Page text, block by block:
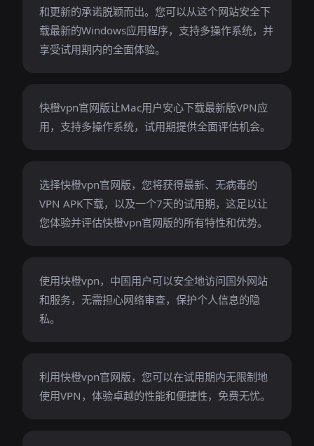
和更新的承诺脱颖而出。您可以从这个网站安全下
载最新的Windows应用程序，支持多操作系统，并
享受试用期内的全面体验。
快橙vpn官网版让Mac用户安心下载最新版VPN应
用，支持多操作系统，试用期提供全面评估机会。
选择快橙vpn官网版，您将获得最新、无病毒的
VPN APK下载，以及一个7天的试用期，这足以让
您体验并评估快橙vpn官网版的所有特性和优势。
使用块橙vpn，中国用户可以安全地访问国外网站
和服务，无需担心网络审查，保护个人信息的隐
私。
利用快橙vpn官网版，您可以在试用期内无限制地
使用VPN，体验卓越的性能和便捷性，免费无忧。